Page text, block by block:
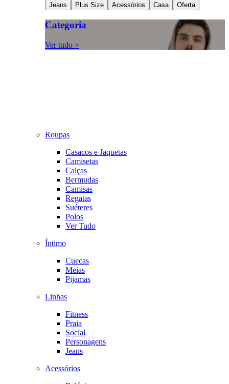
Jeans
Plus Size Acessórios Casa Oferta
Categoria
Ver tudo >
Roupas
Casacos e Jaquetas
Camisetas
Calças
Bermudas
Camisas
Regatas
Suéteres
Polos
Ver Tudo
Íntimo
Cuecas
Meias
Pijamas
Linhas
Fitness
Praia
Social
Personagens
Jeans
Acessórios